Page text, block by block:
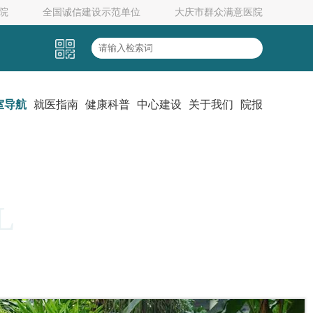
全国诚信建设示范单位 大庆市群众满意医院
导航 就医指南 健康科普 中心建设 关于我们 院报